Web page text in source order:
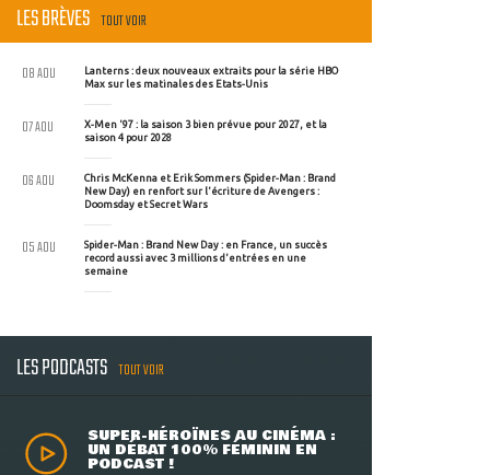
LES BRÈVES TOUT VOIR
Lanterns : deux nouveaux extraits pour la série HBO
Max sur les matinales des Etats-Unis
08 AOU
X-Men '97 : la saison 3 bien prévue pour 2027, et la
saison 4 pour 2028
07 AOU
Chris McKenna et Erik Sommers (Spider-Man : Brand
New Day) en renfort sur l'écriture de Avengers :
Doomsday et Secret Wars
06 AOU
Spider-Man : Brand New Day : en France, un succès
record aussi avec 3 millions d'entrées en une
semaine
05 AOU
LES PODCASTS TOUT VOIR
SUPER-HÉROÏNES AU CINÉMA :
UN DÉBAT 100% FÉMININ EN
PODCAST !